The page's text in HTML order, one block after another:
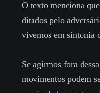
O texto menciona
ditados pelo
vivemos em sintonia
Se agirmos fora
movimentos podem